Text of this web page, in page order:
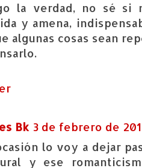
la verdad, no sé si
y amena,
algunas cosas sean
Bk 3 de febrero de
lo voy a dejar
y ese